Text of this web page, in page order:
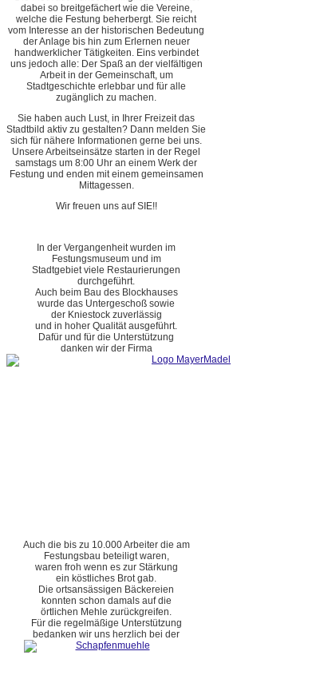
dabei so breitgefächert wie die Vereine,
welche die Festung beherbergt. Sie reicht
vom Interesse an der historischen Bedeutung
der Anlage bis hin zum Erlernen neuer
handwerklicher Tätigkeiten. Eins verbindet
uns jedoch alle: Der Spaß an der vielfältigen
Arbeit in der Gemeinschaft, um
Stadtgeschichte erlebbar und für alle
zugänglich zu machen.
Sie haben auch Lust, in Ihrer Freizeit das
Stadtbild aktiv zu gestalten? Dann melden Sie
sich für nähere Informationen gerne bei uns.
Unsere Arbeitseinsätze starten in der Regel
samstags um 8:00 Uhr an einem Werk der
Festung und enden mit einem gemeinsamen
Mittagessen.
Wir freuen uns auf SIE!!
In der Vergangenheit wurden im
Festungsmuseum und im
Stadtgebiet viele Restaurierungen
durchgeführt.
Auch beim Bau des Blockhauses
wurde das Untergeschoß sowie
der Kniestock zuverlässig
und in hoher Qualität ausgeführt.
Dafür und für die Unterstützung
danken wir der Firma
Auch die bis zu 10.000 Arbeiter die am
Festungsbau beteiligt waren,
waren froh wenn es zur Stärkung
ein köstliches Brot gab.
Die ortsansässigen Bäckereien
konnten schon damals auf die
örtlichen Mehle zurückgreifen.
Für die regelmäßige Unterstützung
bedanken wir uns herzlich bei der